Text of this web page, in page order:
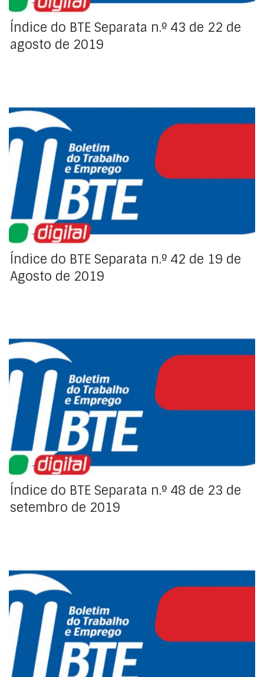
Índice do BTE Separata n.º 43 de 22 de
agosto de 2019
Índice da Regulamentação Coletiva de Trabalho
Índice do BTE Separata n.º 42 de 19 de
Agosto de 2019
Índice da Regulamentação Coletiva de Trabalho
Índice do BTE Separata n.º 48 de 23 de
setembro de 2019
Índice da Regulamentação Coletiva de Trabalho